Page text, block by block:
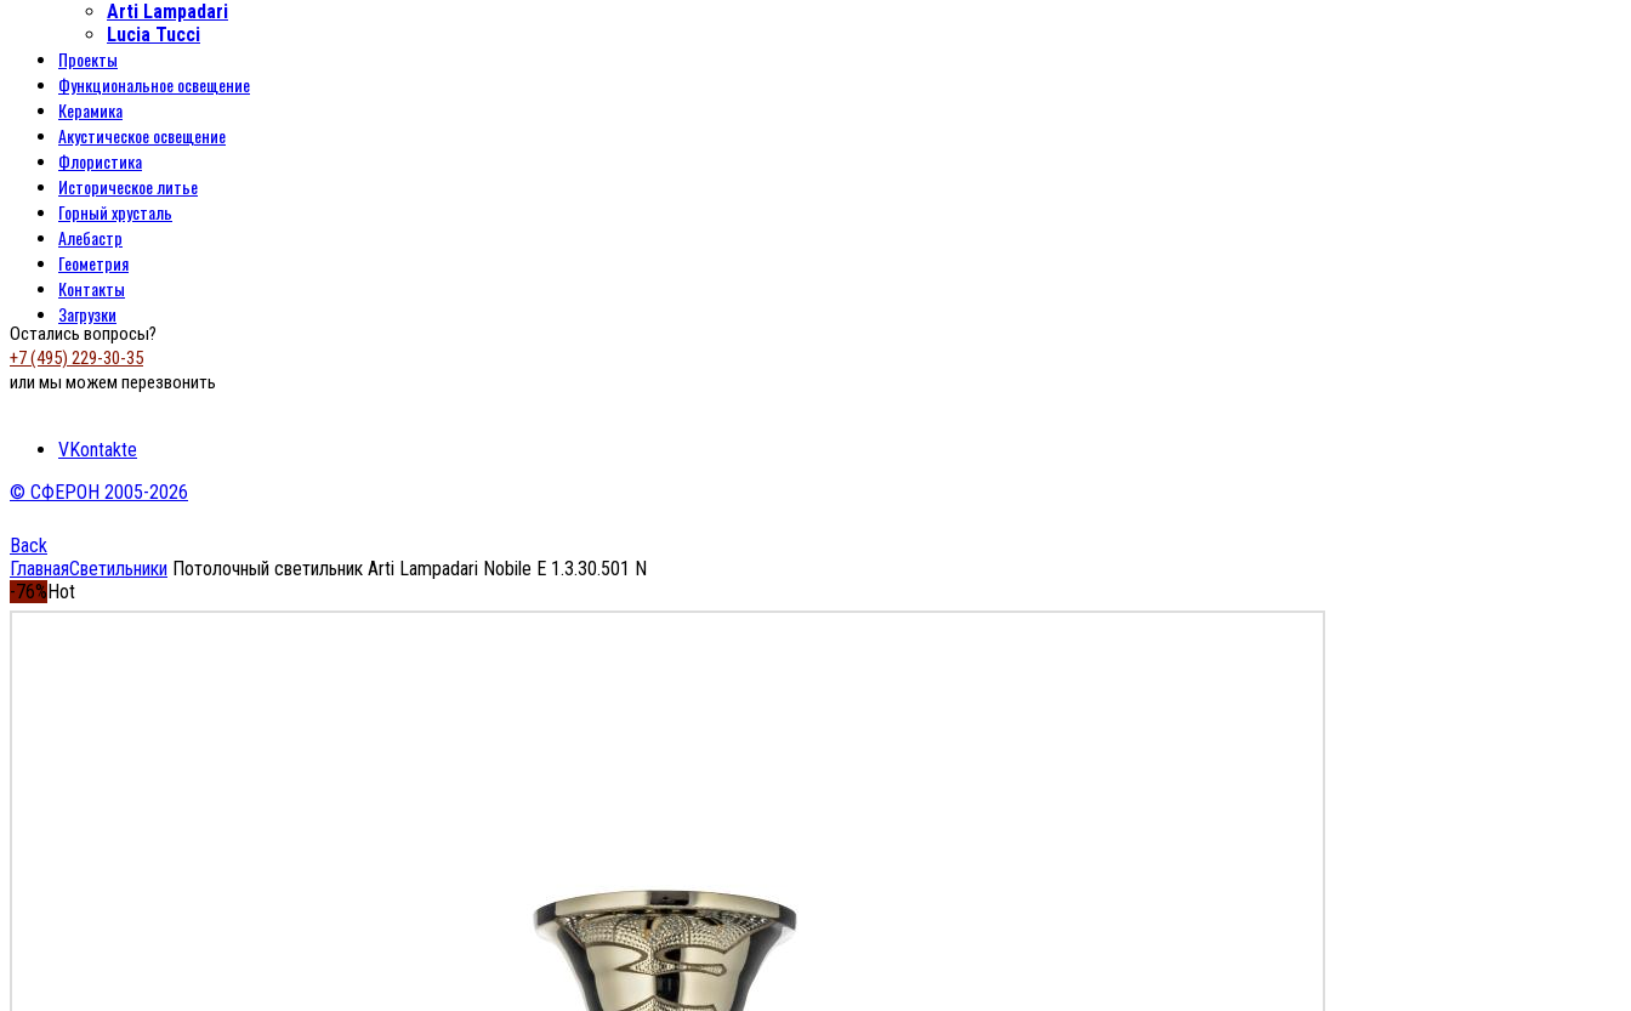
Arti Lampadari
Lucia Tucci
Проекты
Функциональное освещение
Керамика
Акустическое освещение
Флористика
Историческое литье
Горный хрусталь
Алебастр
Геометрия
Контакты
Загрузки
Остались вопросы?
+7 (495) 229-30-35
или мы можем перезвонить
VKontakte
© СФЕРОН 2005-2026
Back
ГлавнаяСветильники Потолочный светильник Arti Lampadari Nobile E 1.3.30.501 N
-76% Hot